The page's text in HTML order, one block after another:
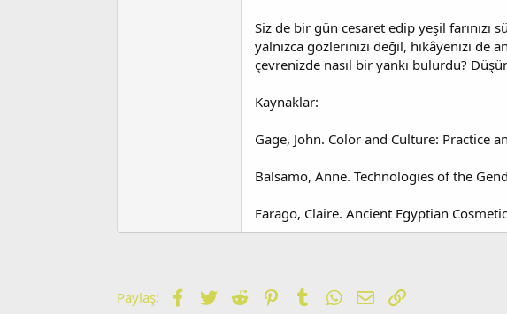
Siz de bir gün cesaret edip yeşil farınızı
yalnızca gözlerinizi değil, hikâyenizi de
çevrenizde nasıl bir yankı bulurdu?
Kaynaklar:
Gage, John. Color and Culture: Practice
Balsamo, Anne. Technologies of the
Farago, Claire. Ancient Egyptian
Paylaş: Facebook
TwitterReddit PinterestTumblrWhatsApp
E-postaLink